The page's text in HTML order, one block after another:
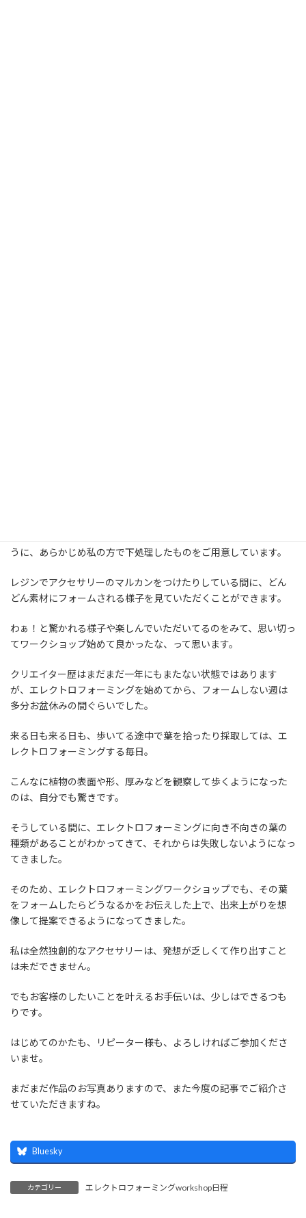
うに、あらかじめ私の方で下処理したものをご用意しています。
レジンでアクセサリーのマルカンをつけたりしている間に、どん
どん素材にフォームされる様子を見ていただくことができます。
わぁ！と驚かれる様子や楽しんでいただいてるのをみて、思い切っ
てワークショップ始めて良かったな、って思います。
クリエイター歴はまだまだ一年にもまたない状態ではあります
が、エレクトロフォーミングを始めてから、フォームしない週は
多分お盆休みの間ぐらいでした。
来る日も来る日も、歩いてる途中で葉を拾ったり採取しては、エ
レクトロフォーミングする毎日。
こんなに植物の表面や形、厚みなどを観察して歩くようになった
のは、自分でも驚きです。
そうしている間に、エレクトロフォーミングに向き不向きの葉の
種類があることがわかってきて、それからは失敗しないようになっ
てきました。
そのため、エレクトロフォーミングワークショップでも、その葉
をフォームしたらどうなるかをお伝えした上で、出来上がりを想
像して提案できるようになってきました。
私は全然独創的なアクセサリーは、発想が乏しくて作り出すこと
は未だできません。
でもお客様のしたいことを叶えるお手伝いは、少しはできるつも
りです。
はじめてのかたも、リピーター様も、よろしければご参加くださ
いませ。
まだまだ作品のお写真ありますので、また今度の記事でご紹介さ
せていただきますね。
Bluesky
カテゴリー エレクトロフォーミングworkshop日程